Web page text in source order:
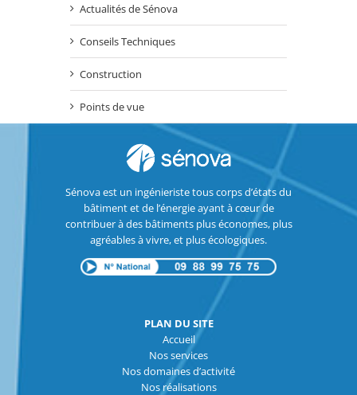
Actualités de Sénova
Conseils Techniques
Construction
Points de vue
Sénova est un ingénieriste tous corps d’états du
bâtiment et de l’énergie ayant à cœur de
contribuer à des bâtiments plus économes, plus
agréables à vivre, et plus écologiques.
PLAN DU SITE
Accueil
Nos services
Nos domaines d’activité
Nos réalisations